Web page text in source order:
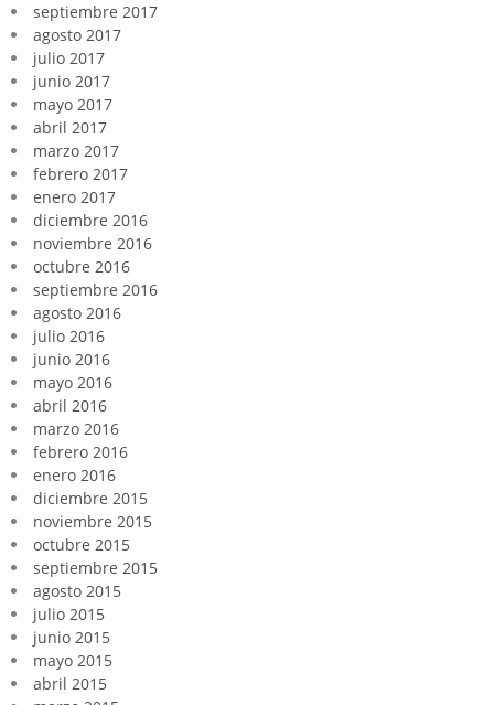
septiembre 2017
agosto 2017
julio 2017
junio 2017
mayo 2017
abril 2017
marzo 2017
febrero 2017
enero 2017
diciembre 2016
noviembre 2016
octubre 2016
septiembre 2016
agosto 2016
julio 2016
junio 2016
mayo 2016
abril 2016
marzo 2016
febrero 2016
enero 2016
diciembre 2015
noviembre 2015
octubre 2015
septiembre 2015
agosto 2015
julio 2015
junio 2015
mayo 2015
abril 2015